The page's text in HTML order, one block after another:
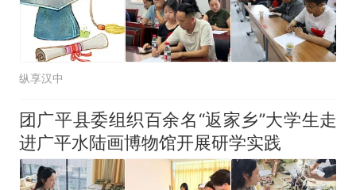
纵享汉中
团广平县委组织百余名“返家乡”大学生走
进广平水陆画博物馆开展研学实践